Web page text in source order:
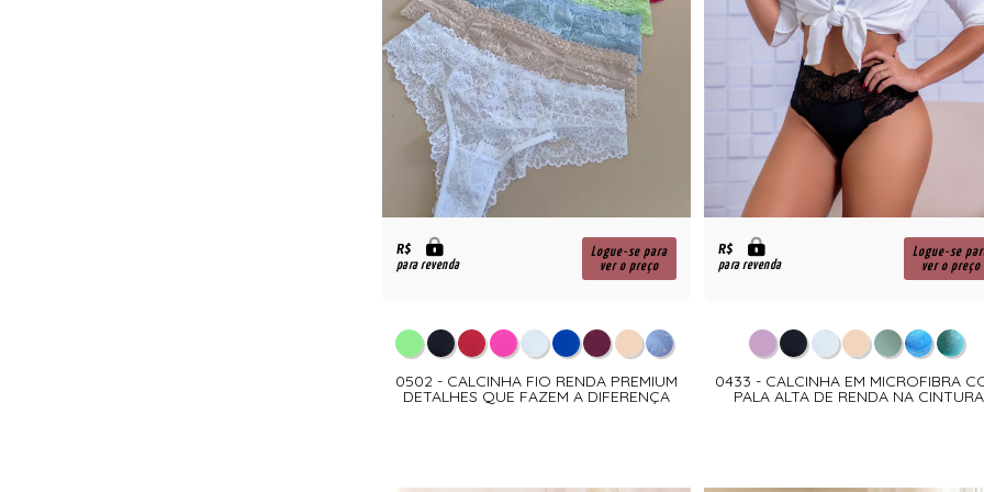
R$
para revenda
Logue-se para
ver o preço
0502 - CALCINHA FIO RENDA PREMIUM
DETALHES QUE FAZEM A DIFERENÇA
R$
para revenda
Logue-se
ver o preço
0433 - CALCINHA EM MICROFIBRA
PALA ALTA DE RENDA NA CINTURA